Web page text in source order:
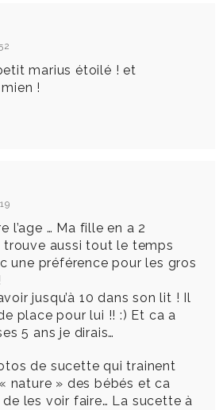
marius étoilé ! et
!
l’age … Ma fille en a 2
trouve aussi tout le temps
une préférence pour les gros
jusqu’à 10 dans son lit ! Il
place pour lui !! :) Et ca a
5 ans je dirais…
de sucette qui trainent
nature » des bébés et ca
de les voir faire… La sucette à